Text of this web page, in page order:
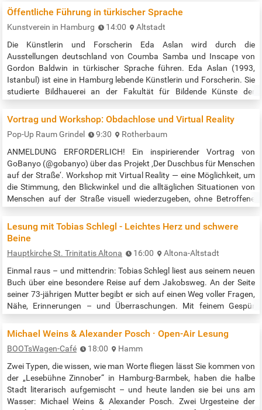
selbst zur Verbreitung eines Produktes beitragen. Im Fokus steht die
Zusammenarbeit der…
Öffentliche Führung in türkischer Sprache
Kunstverein in Hamburg 14:00
Altstadt
Die Künstlerin und Forscherin Eda Aslan wird durch die
Ausstellungen deutschland von Coumba Samba und Inscape von
Gordon Baldwin in türkischer Sprache führen. Eda Aslan (1993,
Istanbul) ist eine in Hamburg lebende Künstlerin und Forscherin. Sie
studierte Bildhauerei an der Fakultät für Bildende Künste der
an derselben Institution. Derzeit setzt sie ihr MA-Studium im Time
Based Media…
Vortrag und Workshop: Obdachlose und Virtual Reality
Pop-Up Raum Grindel 9:30
Rotherbaum
ANMELDUNG ERFORDERLICH! Ein inspirierender Vortrag von
GoBanyo (@gobanyo) über das Projekt ‚Der Duschbus für Menschen
auf der Straße‘. Workshop mit Virtual Reality — eine Möglichkeit, um
die Stimmung, den Blickwinkel und die alltäglichen Situationen von
Menschen auf der Straße visuell wiederzugeben, ohne Betroffene
Arbeit wurde seit 2021 mit VR-Expert*innen und ehemals
Betroffenen an…
Lesung mit Tobias Schlegl - Leichtes Herz und schwere
Beine
Hauptkirche St. Trinitatis Altona 16:00
Altona-Altstadt
Einmal raus – und mittendrin: Tobias Schlegl liest aus seinem neuen
Buch über eine besondere Reise auf dem Jakobsweg. An der Seite
seiner 73-jährigen Mutter begibt er sich auf einen Weg voller Fragen,
Nähe, Erinnerungen – und Überraschungen. Mit feinem Gespür
Mutter als Mensch neu kennenzulernen. Eine bewegende Geschichte
über Familienbande, Mut zur Nähe und das Abenteuer, sich
aufeinander…
Michael Weins & Alexander Posch · Open-Air Lesung
BOOTsWagen-Café 18:00
Hamm
Zwei Typen, die wissen, wie man Worte fliegen lässt Sie kommen von
der „Lesebühne Zinnober“ in Hamburg-Barmbek, haben die halbe
Stadt literarisch aufgemischt – und heute landen sie bei uns am
Wasser: Michael Weins & Alexander Posch. Zwei Urgesteine der